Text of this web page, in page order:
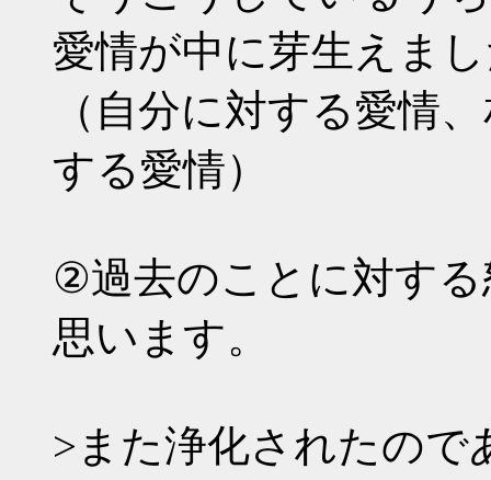
愛情が中に芽生えま
（自分に対する愛情
する愛情）
②過去のことに対す
思います。
>また浄化されたので